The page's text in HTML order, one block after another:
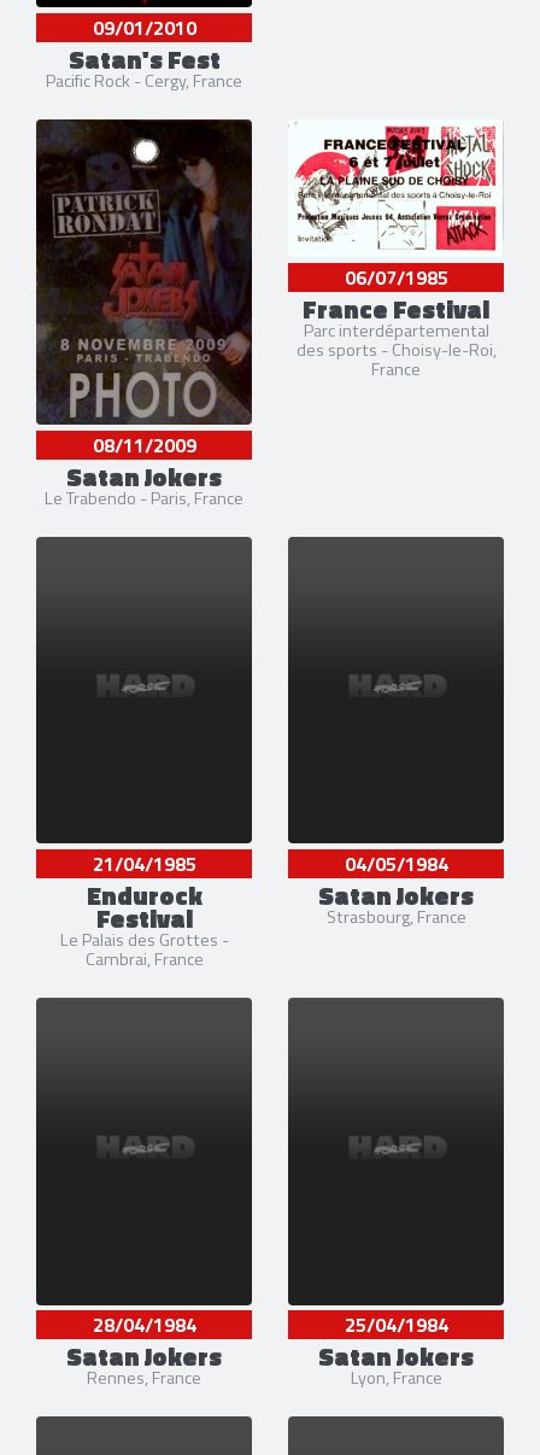
09/01/2010
Satan's Fest
Pacific Rock - Cergy, France
08/11/2009
Satan Jokers
Le Trabendo - Paris, France
06/07/1985
France Festival
Parc interdépartemental
des sports - Choisy-le-Roi,
France
21/04/1985
Endurock
Festival
Le Palais des Grottes -
Cambrai, France
04/05/1984
Satan Jokers
Strasbourg, France
28/04/1984
Satan Jokers
Rennes, France
25/04/1984
Satan Jokers
Lyon, France